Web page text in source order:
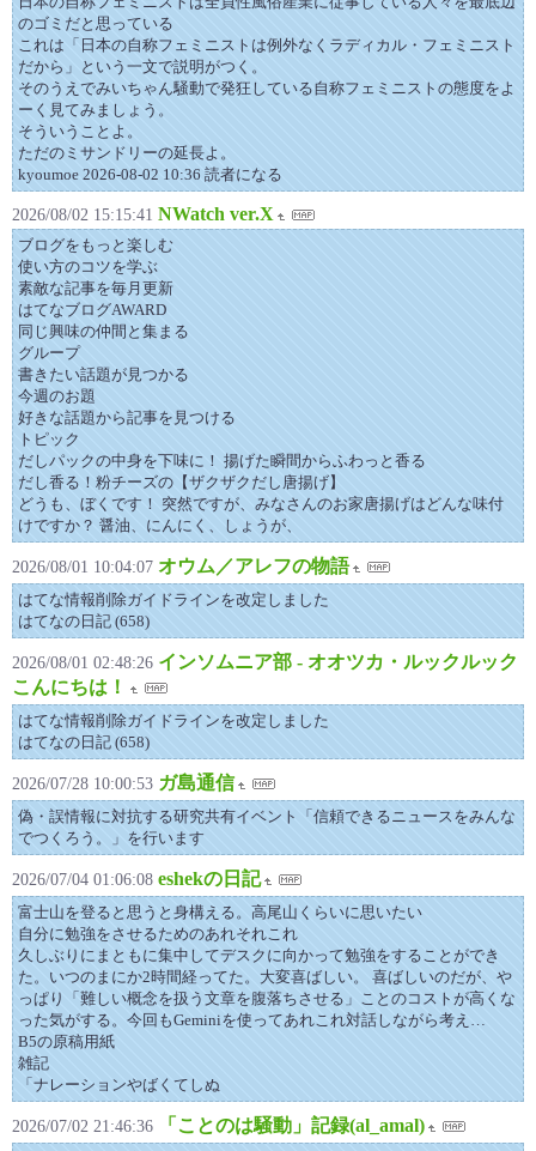
のゴミだと思っている
これは「日本の自称フェミニストは例外なくラディカル・フェミニスト
だから」という一文で説明がつく。
そのうえでみいちゃん騒動で発狂している自称フェミニストの態度をよ
ーく見てみましょう。
そういうことよ。
ただのミサンドリーの延長よ。
kyoumoe 2026-08-02 10:36 読者になる
2026/08/02 15:15:41 NWatch ver.X
ブログをもっと楽しむ
使い方のコツを学ぶ
素敵な記事を毎月更新
はてなブログAWARD
同じ興味の仲間と集まる
グループ
書きたい話題が見つかる
今週のお題
好きな話題から記事を見つける
トピック
だしパックの中身を下味に！ 揚げた瞬間からふわっと香る
だし香る！粉チーズの【ザクザクだし唐揚げ】
どうも、ぼくです！ 突然ですが、みなさんのお家唐揚げはどんな味付
けですか？ 醤油、にんにく、しょうが、
2026/08/01 10:04:07 オウム／アレフの物語
はてな情報削除ガイドラインを改定しました
はてなの日記 (658)
2026/08/01 02:48:26 インソムニア部 - オオツカ・ルックルック
こんにちは！
はてな情報削除ガイドラインを改定しました
はてなの日記 (658)
2026/07/28 10:00:53 ガ島通信
偽・誤情報に対抗する研究共有イベント「信頼できるニュースをみんな
でつくろう。」を行います
2026/07/04 01:06:08 eshekの日記
富士山を登ると思うと身構える。高尾山くらいに思いたい
自分に勉強をさせるためのあれそれこれ
久しぶりにまともに集中してデスクに向かって勉強をすることができ
た。いつのまにか2時間経ってた。大変喜ばしい。 喜ばしいのだが、や
っぱり「難しい概念を扱う文章を腹落ちさせる」ことのコストが高くな
った気がする。今回もGeminiを使ってあれこれ対話しながら考え…
B5の原稿用紙
雑記
「ナレーションやばくてしぬ
2026/07/02 21:46:36 「ことのは騒動」記録(al_amal)